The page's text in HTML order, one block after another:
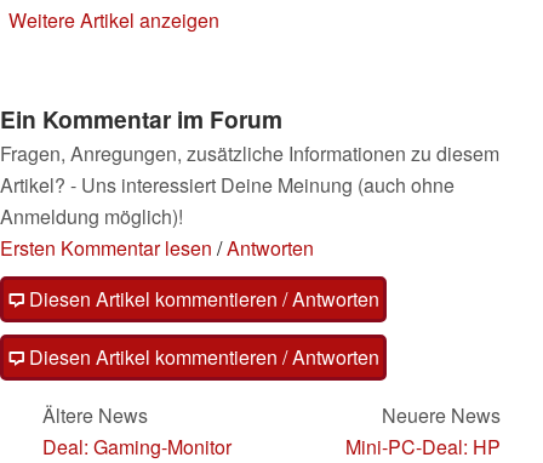
Weitere Artikel anzeigen
Ein Kommentar im Forum
Fragen, Anregungen, zusätzliche Informationen zu diesem
Artikel? - Uns interessiert Deine Meinung (auch ohne
Anmeldung möglich)!
Ersten Kommentar lesen /Antworten
Diesen Artikel kommentieren / Antworten
Diesen Artikel kommentieren / Antworten
Ältere News
Deal: Gaming-Monitor
Neuere News
Mini-PC-Deal: HP